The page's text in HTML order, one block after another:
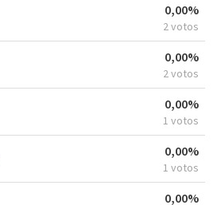
0,00%
2 votos
0,00%
2 votos
0,00%
1 votos
0,00%
1 votos
0,00%